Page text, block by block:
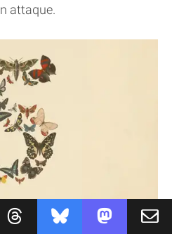
attaque.